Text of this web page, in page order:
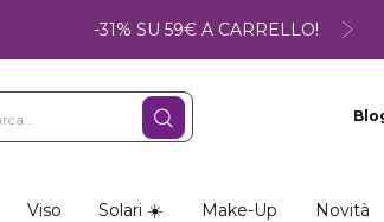
-31% SU 59€ A CARRELLO!
Viso Solari ☀️ Make-Up Novità